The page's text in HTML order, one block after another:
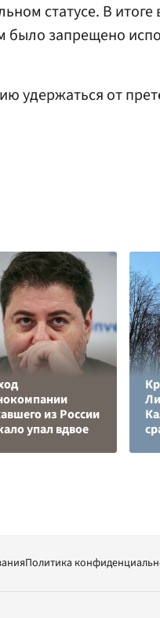
статусе. В
было запрещено
удержаться от
из России
упал вдвое
Политика